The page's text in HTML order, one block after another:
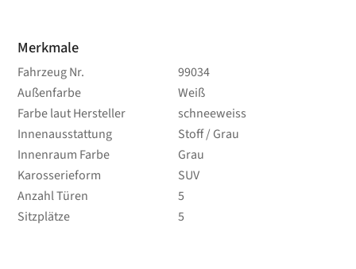
Merkmale
Fahrzeug Nr.
99034
Außenfarbe
Weiß
Farbe laut Hersteller
schneeweiss
Innenausstattung
Stoff / Grau
Innenraum Farbe
Grau
Karosserieform
SUV
Anzahl Türen
5
Sitzplätze
5